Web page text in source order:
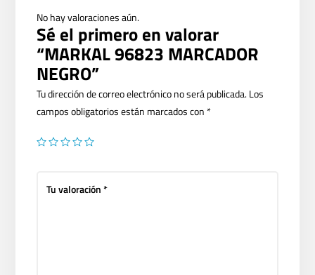
No hay valoraciones aún.
Sé el primero en valorar
“MARKAL 96823 MARCADOR
NEGRO”
Tu dirección de correo electrónico no será publicada.Los
campos obligatorios están marcados con *